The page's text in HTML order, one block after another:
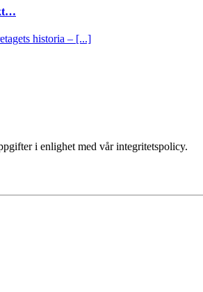
historia – [...]
i enlighet med vår integritetspolicy.